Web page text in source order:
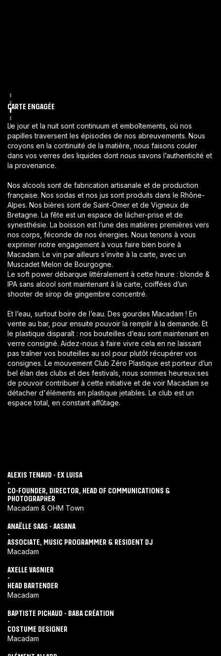
Slide 3 of 5.
CARTE ENGAGÉE
Le jour et la nuit sont continuum et emboîtements, où nos
papilles traversent les épisodes de nos abreuvements. Nous
croyons en la continuité de la matière, nous faisons couler
dans vos verres des liquides dont nous savons l’authenticité et
la provenance.
Nos alcools sont de fabrication artisanale et de production
française. Nos sodas et nos jus sont produits dans le Rhône-
Alpes. Nos bières sont de Saint-Omer et de Vigneux de
Bretagne. La fête est un espace de lâcher-prise et de
synesthésie. La boisson est l’une des matières premières vers
nos corps, féconde de nos énergies. Nous tenons à vous
exprimer notre engagement à vous faire bien boire à
Macadam. Le vin par ailleurs s’invite à la carte, avec un
Muscadet Melon de Bourgogne.
Le soft power débarque littéralement à cette heure : blonde &
IPA sans alcool sont maintenant à la carte, coiffées d’un
shooter de sirop de gingembre concentré.
Et l’eau, surtout boire de l’eau. Des gourdes Macadam ! En
vente au bar, pour ensuite pouvoir la remplir à la demande. Et
le plastique disparaît : nos bouteilles d’eau sont maintenant en
verre consigné. Aidez-nous à faire vivre cela en ne laissant
pas traîner vos bouteilles au sol pour plutôt récupérer vos
consignes. Le mouvement Club Zéro Plastique est porteur d’un
bel élan des clubs et des festivals, nous sommes heureux·ses
de pouvoir contribuer à cette initiative et de voir Macadam se
détacher d'éléments en plastique jetables. Le club est un
espace total, en constant affûtage.
ALEXIS TENAUD - EX LUISA
-
CO-FOUNDER, DIRECTOR, HEAD OF COMMUNICATIONS &
PHOTOGRAPHER
Macadam & OHM Town
ANAËLLE SAAS - AASANA
-
ASSOCIATE, MUSIC PROGRAMMER & RESIDENT DJ
Macadam
AXELLE VASNIER
-
HEAD BARTENDER
Macadam
BAPTISTE PICHAUD - BABA CRÉATION
-
COSTUME DESIGNER
Macadam